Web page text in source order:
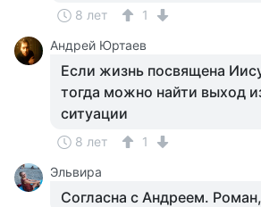
8 лет
1
Андрей Юртаев
Если жизнь посвящена
тогда можно найти выход
ситуации
8 лет
1
Эльвира
Согласна с Андреем.